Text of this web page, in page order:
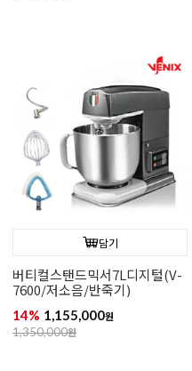
담기
버티컬스탠드믹서7L디지털(V-
7600/저소음/반죽기)
14% 1,155,000원
1,350,000원